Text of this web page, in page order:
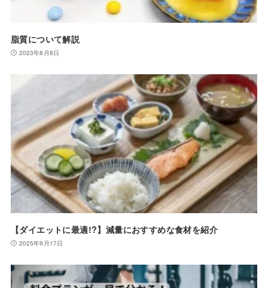
脂質について解説
2023年8月8日
【ダイエットに最適!?】減量におすすめな食材を紹介
2025年9月17日